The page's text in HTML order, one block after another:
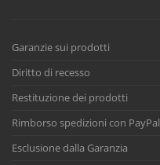
Garanzie sui prodotti
Diritto di recesso
Restituzione dei prodotti
Rimborso spedizioni con PayPal
Esclusione dalla Garanzia